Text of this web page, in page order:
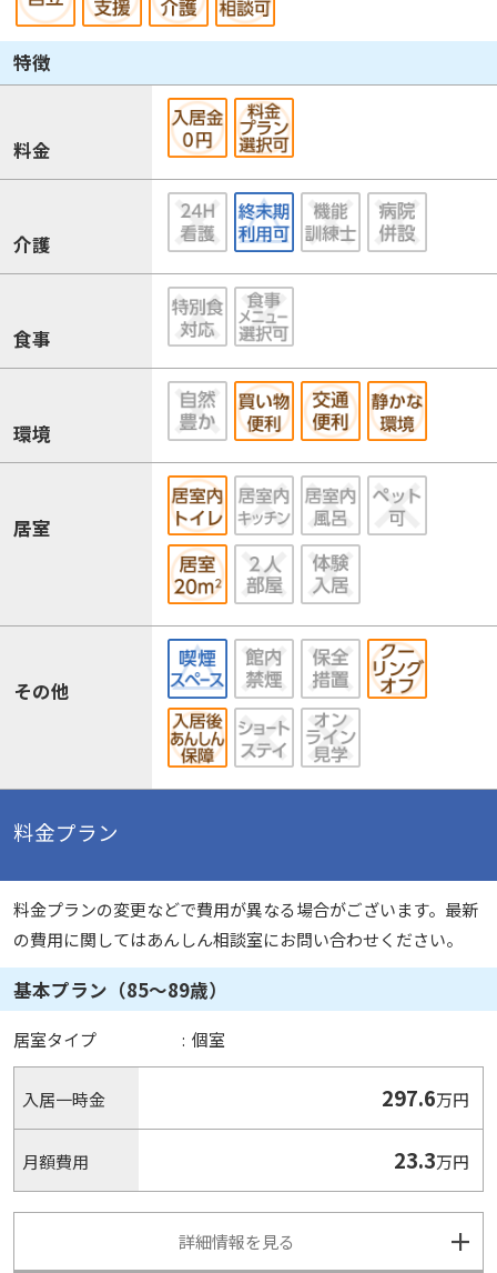
特徴
料金
介護
食事
環境
居室
その他
料金プラン
料金プランの変更などで費用が異なる場合がございます。最新
の費用に関してはあんしん相談室にお問い合わせください。
基本プラン（85～89歳）
居室タイプ : 個室
入居一時金 297.6万円
月額費用 23.3万円
詳細情報を見る